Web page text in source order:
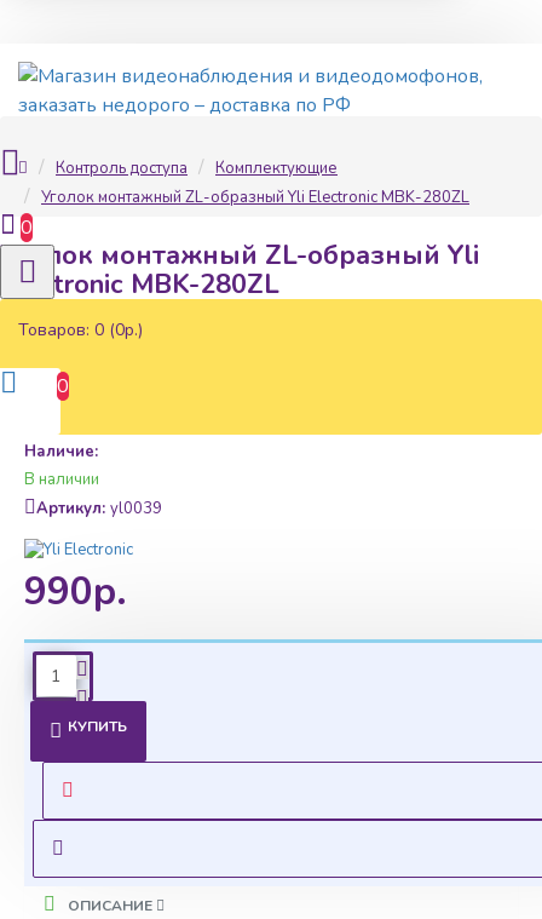
0
Товаров: 0 (0р.)
0
Контроль доступа
Комплектующие
Уголок монтажный ZL-oбразный Yli Electronic MBK-280ZL
Уголок монтажный ZL-oбразный Yli
Electronic MBK-280ZL
990р.
Наличие:
В наличии
Артикул: yl0039
КУПИТЬ
Ценовая политика
Уточнить цены на опт можно у менеджера
ОПИСАНИЕ